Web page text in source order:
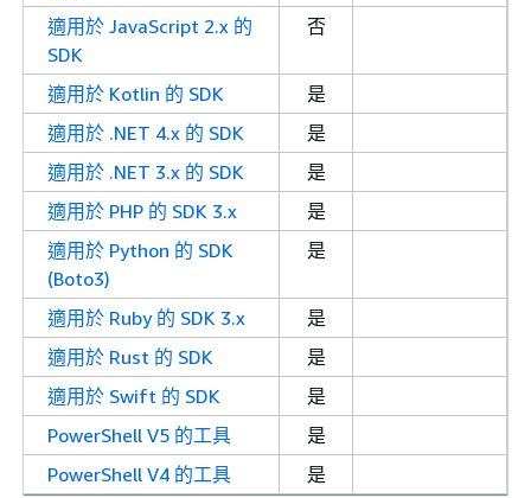
適用於 JavaScript 2.x 的
SDK
否
適用於 Kotlin 的 SDK
是
適用於 .NET 4.x 的 SDK
是
適用於 .NET 3.x 的 SDK
是
適用於 PHP 的 SDK 3.x
是
適用於 Python 的 SDK
(Boto3)
是
適用於 Ruby 的 SDK 3.x
是
適用於 Rust 的 SDK
是
適用於 Swift 的 SDK
是
PowerShell V5 的工具
是
PowerShell V4 的工具
是